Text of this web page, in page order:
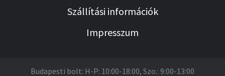
Szállítási információk
Impresszum
Budapesti bolt: H-P: 10:00-18:00, Szo.: 9:00-13:00